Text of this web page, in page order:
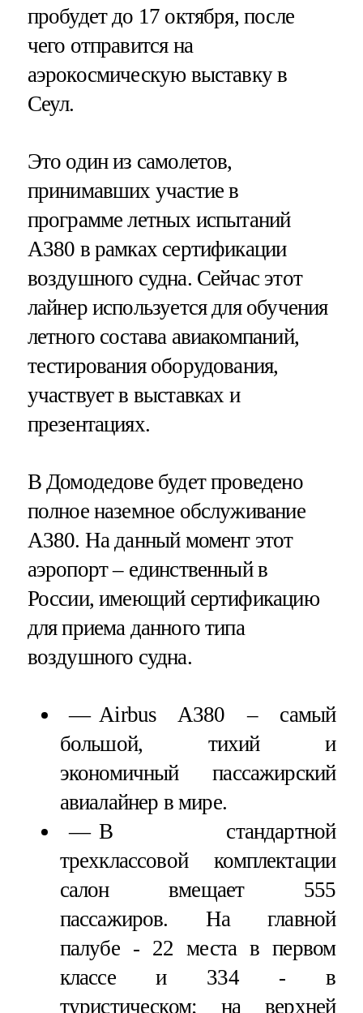
пробудет до 17 октября, после
чего отправится на
аэрокосмическую выставку в
Сеул.
Это один из самолетов,
принимавших участие в
программе летных испытаний
А380 в рамках сертификации
воздушного судна. Сейчас этот
лайнер используется для обучения
летного состава авиакомпаний,
тестирования оборудования,
участвует в выставках и
презентациях.
В Домодедове будет проведено
полное наземное обслуживание
А380. На данный момент этот
аэропорт – единственный в
России, имеющий сертификацию
для приема данного типа
воздушного судна.
Airbus A380 – самый
большой, тихий и
экономичный пассажирский
авиалайнер в мире.
В стандартной
трехклассовой комплектации
салон вмещает 555
пассажиров. На главной
палубе - 22 места в первом
классе и 334 - в
туристическом; на верхней